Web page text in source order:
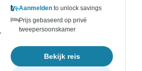
Aanmelden to unlock savings
Prijs gebaseerd op privé
tweepersoonskamer
Bekijk reis